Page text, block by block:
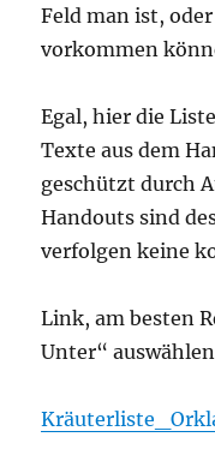
Feld man ist,
vorkommen
Egal, hier die
Texte aus dem
geschützt durch
Handouts sind
verfolgen keine
Link, am besten
Unter“